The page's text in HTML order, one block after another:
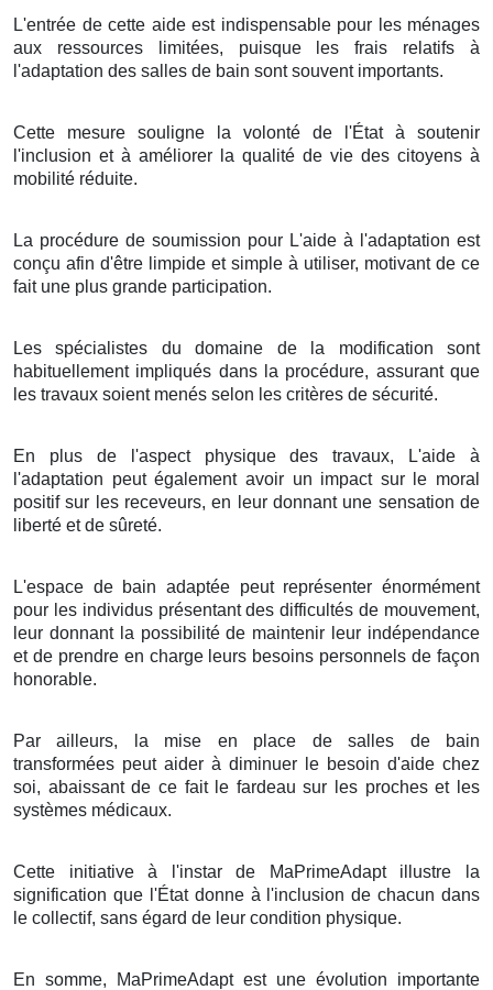
L'entrée de cette aide est indispensable pour les ménages
aux ressources limitées, puisque les frais relatifs à
l'adaptation des salles de bain sont souvent importants.
Cette mesure souligne la volonté de l'État à soutenir
l'inclusion et à améliorer la qualité de vie des citoyens à
mobilité réduite.
La procédure de soumission pour L'aide à l'adaptation est
conçu afin d'être limpide et simple à utiliser, motivant de ce
fait une plus grande participation.
Les spécialistes du domaine de la modification sont
habituellement impliqués dans la procédure, assurant que
les travaux soient menés selon les critères de sécurité.
En plus de l'aspect physique des travaux, L'aide à
l'adaptation peut également avoir un impact sur le moral
positif sur les receveurs, en leur donnant une sensation de
liberté et de sûreté.
L'espace de bain adaptée peut représenter énormément
pour les individus présentant des difficultés de mouvement,
leur donnant la possibilité de maintenir leur indépendance
et de prendre en charge leurs besoins personnels de façon
honorable.
Par ailleurs, la mise en place de salles de bain
transformées peut aider à diminuer le besoin d'aide chez
soi, abaissant de ce fait le fardeau sur les proches et les
systèmes médicaux.
Cette initiative à l'instar de MaPrimeAdapt illustre la
signification que l'État donne à l'inclusion de chacun dans
le collectif, sans égard de leur condition physique.
En somme, MaPrimeAdapt est une évolution importante